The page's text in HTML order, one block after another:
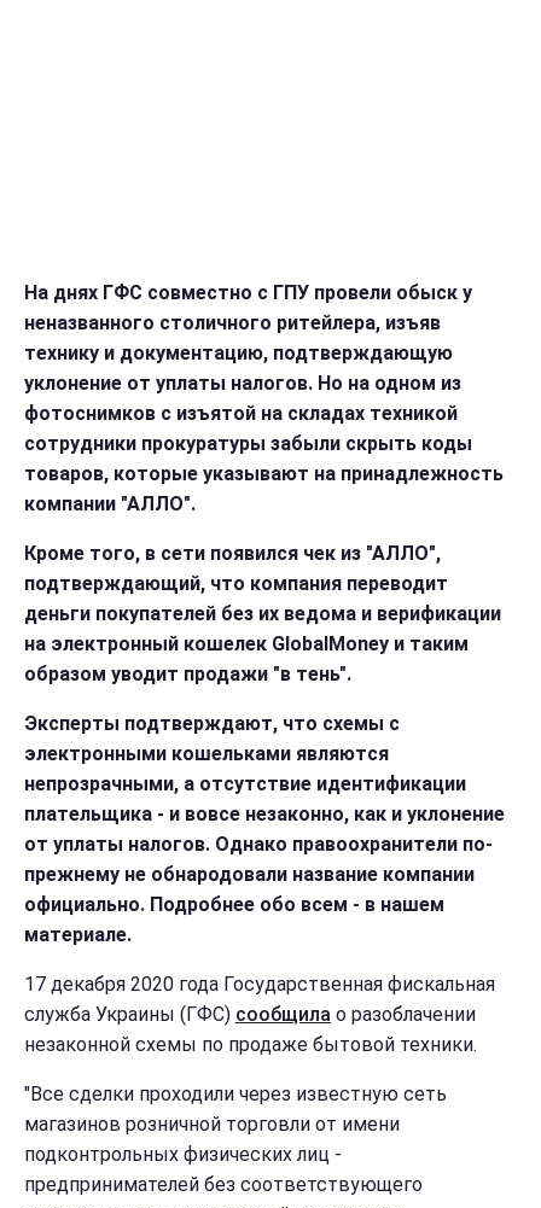
На днях ГФС совместно с ГПУ провели обыск у
неназванного столичного ритейлера, изъяв
технику и документацию, подтверждающую
уклонение от уплаты налогов. Но на одном из
фотоснимков с изъятой на складах техникой
сотрудники прокуратуры забыли скрыть коды
товаров, которые указывают на принадлежность
компании "АЛЛО".
Кроме того, в сети появился чек из "АЛЛО",
подтверждающий, что компания переводит
деньги покупателей без их ведома и верификации
на электронный кошелек GlobalMoney и таким
образом уводит продажи "в тень".
Эксперты подтверждают, что схемы с
электронными кошельками являются
непрозрачными, а отсутствие идентификации
плательщика - и вовсе незаконно, как и уклонение
от уплаты налогов. Однако правоохранители по-
прежнему не обнародовали название компании
официально. Подробнее обо всем - в нашем
материале.
17 декабря 2020 года Государственная фискальная
служба Украины (ГФС) сообщила о разоблачении
незаконной схемы по продаже бытовой техники.
"Все сделки проходили через известную сеть
магазинов розничной торговли от имени
подконтрольных физических лиц -
предпринимателей без соответствующего